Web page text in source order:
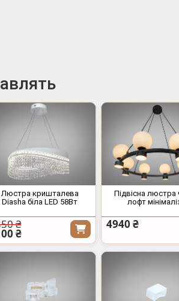
Люстра кришталева
Diasha біла LED 58Вт
₴
₴
Підвісна люстра
лофт
4940 ₴